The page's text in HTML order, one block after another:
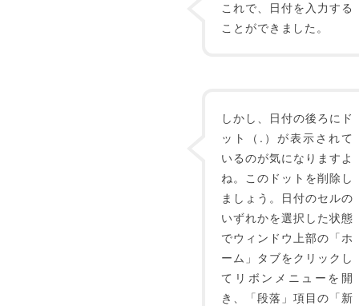
これで、日付を入力する
ことができました。
しかし、日付の後ろにド
ット（.）が表示されて
いるのが気になりますよ
ね。このドットを削除し
ましょう。日付のセルの
いずれかを選択した状態
でウィンドウ上部の「ホ
ーム」タブをクリックし
てリボンメニューを開
き、「段落」項目の「新